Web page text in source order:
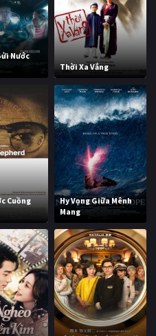
Nước
Thời Xa Vắng
Cuồng
Hy Vọng Giữa Mênh
Mang